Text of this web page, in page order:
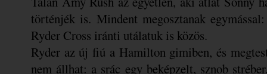
történjék is. Mindent megosztanak
Ryder Cross iránti utálatuk is közös.
Ryder az új fiú a Hamilton gimiben, és
nem állhat: a srác egy beképzelt, sznob